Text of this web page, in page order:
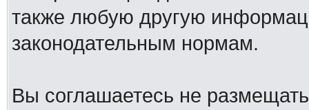
также любую другую
законодательным нормам.
Вы соглашаетесь не